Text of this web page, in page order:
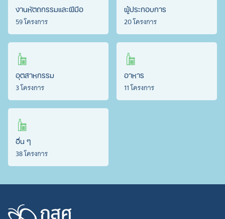
งานหัตถกรรมและฝีมือ
59 โครงการ
ผู้ประกอบการ
20 โครงการ
อุตสาหกรรม
3 โครงการ
อาหาร
11 โครงการ
อื่น ๆ
38 โครงการ